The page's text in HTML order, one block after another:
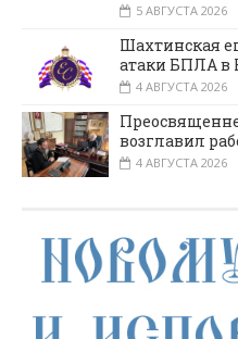
5 АВГУСТА 2026
Шахтинская
атаки БПЛА в
4 АВГУСТА 2026
возглавил
4 АВГУСТА 2026